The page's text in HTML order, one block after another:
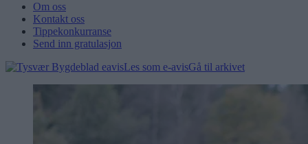
Om oss
Kontakt oss
Tippekonkurranse
Send inn gratulasjon
Les som e-avisGå til arkivet